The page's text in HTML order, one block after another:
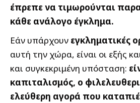
έπρεπε να τιμωρούνται
κάθε ανάλογο έγκλημα.
Εάν υπάρχουν εγκληματικές
αυτή την χώρα, είναι οι εξής
και συγκεκριμένη υπόσταση:
καπιταλισμός, ο
ελεύθερη αγορά που